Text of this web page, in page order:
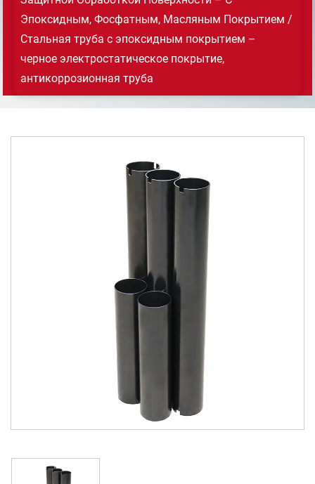
Связаться
Эпоксидным, Фосфатным, Масляным Покрытием /
Стальная труба с эпоксидным покрытием –
черное электростатическое покрытие,
антикоррозионная труба